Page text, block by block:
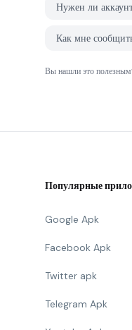
Нужен ли
Как мне
Вы нашли это
Популярные
Google Apk
Facebook Apk
Twitter apk
Telegram Apk